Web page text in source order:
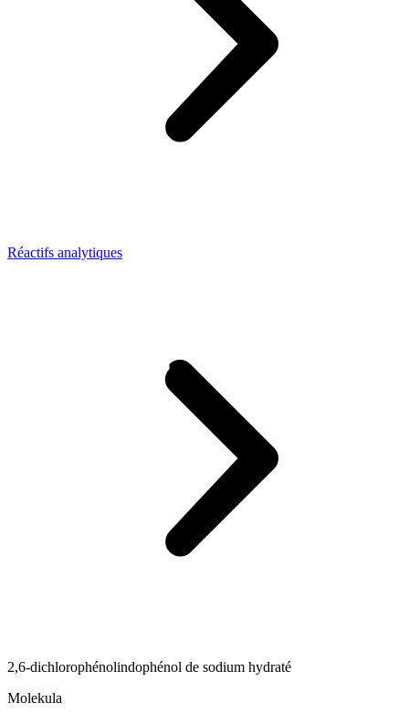
Réactifs analytiques
2,6-dichlorophénolindophénol de sodium hydraté
Molekula